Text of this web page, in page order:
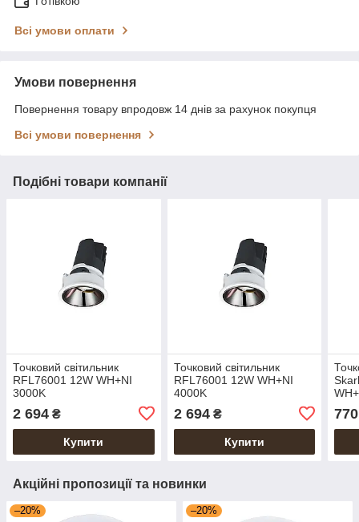
Всі умови оплати
Умови повернення
Повернення товару впродовж 14 днів за рахунок покупця
Всі умови повернення
Подібні товари компанії
Точковий світильник
RFL76001 12W WH+NI
3000K
2 694 ₴
Купити
Точковий світильник
RFL76001 12W WH+NI
4000K
2 694₴
Купити
770
Акційні пропозиції та новинки
–20% –20%